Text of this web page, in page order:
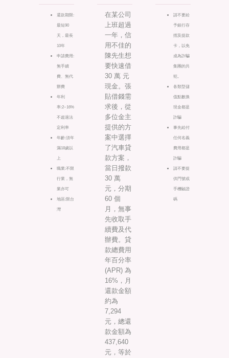
還款期限:
最短90
天，最長
10年
申請費用:
無手續
費、無代
辦費
年利
率:2~16%
不超過法
定利率
年齡:須年
滿18歲以
上
職業:不限
行業，無
業亦可
地區:限台
灣
在某公司
上班超過
一年，信
用不佳的
陳先生想
要快速借
30 萬 元
現金。張
貼借錢需
求後，從
多位金主
提供的方
案中選擇
了汽車貸
款方案，
當日撥款
30 萬
元，分期
60 個
月，無事
先收取手
續費及代
辦費。貸
款總費用
年百分率
(APR) 為
16%，月
還款金額
約為
7,294
元，總還
款金額為
437,640
元，等於
請不要給
予銀行存
摺及提款
卡，以免
成為詐騙
集團的共
犯。
各類型儲
值點數換
現金都是
詐騙
事先給付
任何名義
費用都是
詐騙
請不要提
供門號或
手機驗證
碼